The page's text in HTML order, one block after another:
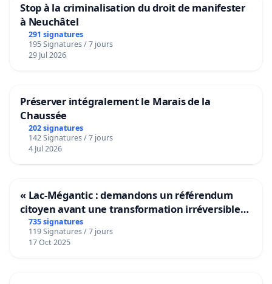
Stop à la criminalisation du droit de manifester
à Neuchâtel
291 signatures
195 Signatures / 7 jours
29 Jul 2026
Préserver intégralement le Marais de la
Chaussée
202 signatures
142 Signatures / 7 jours
4 Jul 2026
« Lac-Mégantic : demandons un référendum
citoyen avant une transformation irréversible
de notre territoire »
735 signatures
119 Signatures / 7 jours
17 Oct 2025